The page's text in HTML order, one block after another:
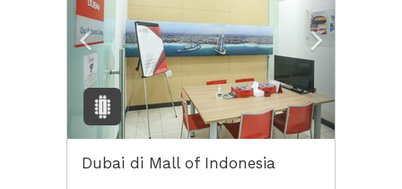
Dubai di Mall of Indonesia